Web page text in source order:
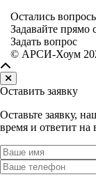
Остались
Задавайте прямо
Задать вопрос
© АРСИ-Хоум
Оставить заявку
Оставьте заявку,
время и ответит